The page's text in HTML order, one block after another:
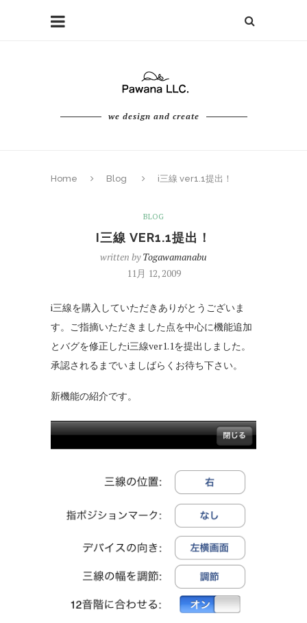
we design and create
Home Blog i三線 ver1.1提出！
BLOG
I三線 VER1.1提出！
written byTogawamanabu
11月 12, 2009
i三線を購入していただきありがとうございま
す。ご指摘いただきました点を中心に機能追加
とバグを修正したi三線ver1.1を提出しました。
承認されるまでいましばらくお待ち下さい。
新機能の紹介です。